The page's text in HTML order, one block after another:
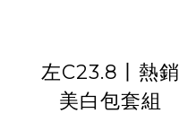
左C23.8丨熱銷
美白包套組